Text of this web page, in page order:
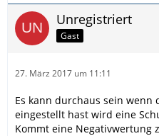
Unregistriert
Gast
27. März 2017 um 11:11
Es kann durchaus sein wenn
eingestellt hast wird eine
Kommt eine Negativwertung